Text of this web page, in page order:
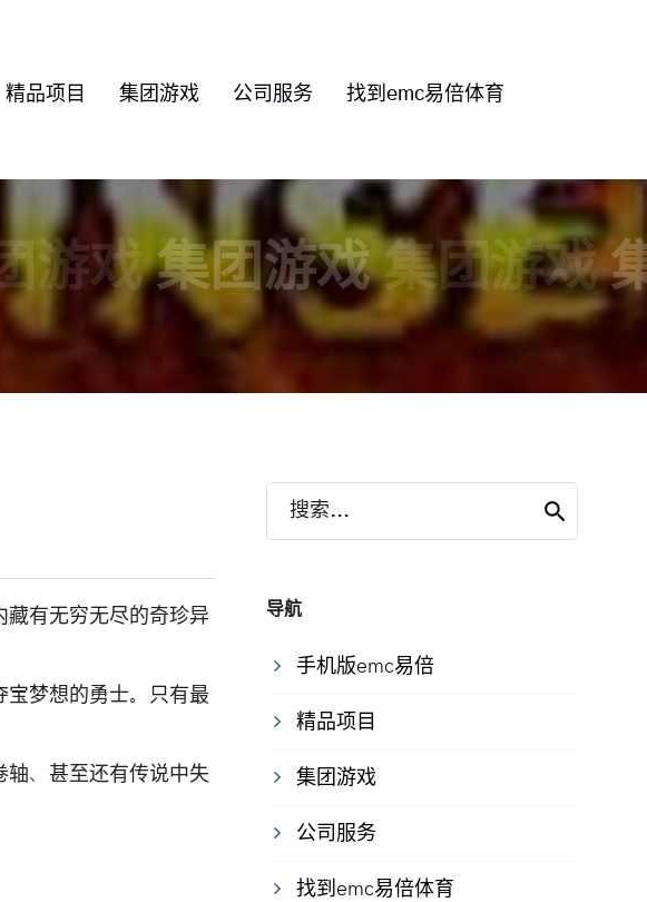
精品项目 集团游戏 公司服务 找到emc易倍体育
游戏 集团游戏 集团游戏
藏有无穷无尽的奇珍异
宝梦想的勇士。只有最
轴、甚至还有传说中失
搜索...
导航
手机版emc易倍
精品项目
集团游戏
公司服务
找到emc易倍体育